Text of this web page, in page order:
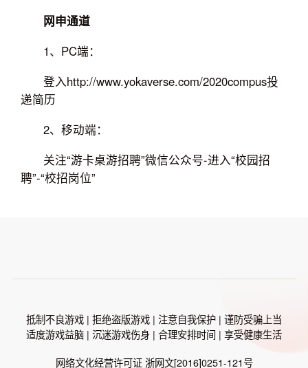
网申通道
1、PC端：
登入http://www.yokaverse.com/2020compus投
递简历
2、移动端：
关注“游卡桌游招聘”微信公众号-进入“校园招
聘”-“校招岗位”
抵制不良游戏 | 拒绝盗版游戏 | 注意自我保护 | 谨防受骗上当
适度游戏益脑 | 沉迷游戏伤身 | 合理安排时间 | 享受健康生活
网络文化经营许可证 浙网文[2016]0251-121号